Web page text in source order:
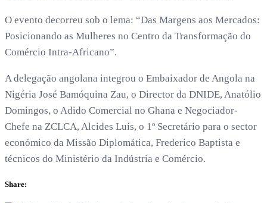
O evento decorreu sob o lema: “Das Margens aos Mercados:
Posicionando as Mulheres no Centro da Transformação do
Comércio Intra-Africano”.
A delegação angolana integrou o Embaixador de Angola na
Nigéria José Bamóquina Zau, o Director da DNIDE, Anatólio
Domingos, o Adido Comercial no Ghana e Negociador-
Chefe na ZCLCA, Alcides Luís, o 1º Secretário para o sector
económico da Missão Diplomática, Frederico Baptista e
técnicos do Ministério da Indústria e Comércio.
Share: